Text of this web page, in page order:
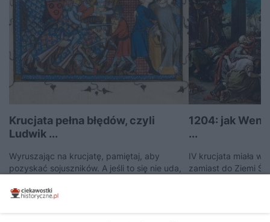
Krucjata pełna błędów, czyli
Ludwik ...
Wyruszając na krucjatę, pamiętaj, aby
pozyskać sojuszników. A jeśli to się nie uda,
właściwym kierunku. Gdyby zaś obrana
1204: jak
...
IV krucjata miała
zamiast do Ziemi